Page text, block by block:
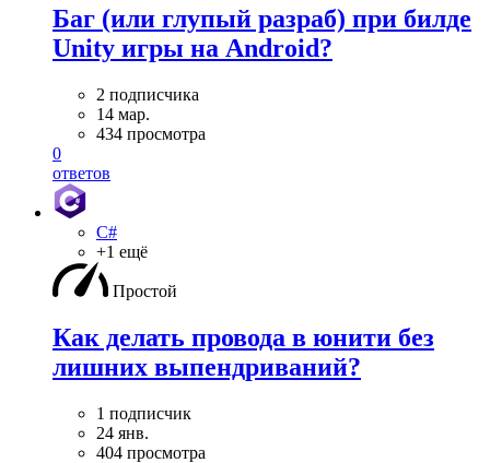
Баг (или глупый разраб) при билде
Unity игры на Android?
2 подписчика
14 мар.
434 просмотра
0
ответов
C#
+1 ещё
Простой
Как делать провода в юнити без
лишних выпендриваний?
1 подписчик
24 янв.
404 просмотра